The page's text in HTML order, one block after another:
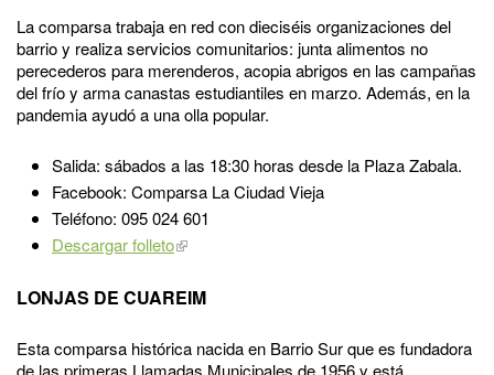
La comparsa trabaja en red con dieciséis organizaciones del
barrio y realiza servicios comunitarios: junta alimentos no
perecederos para merenderos, acopia abrigos en las campañas
del frío y arma canastas estudiantiles en marzo. Además, en la
pandemia ayudó a una olla popular.
Salida: sábados a las 18:30 horas desde la Plaza Zabala.
Facebook: Comparsa La Ciudad Vieja
Teléfono: 095 024 601
Descargar folleto
LONJAS DE CUAREIM
Esta comparsa histórica nacida en Barrio Sur que es fundadora
de las primeras Llamadas Municipales de 1956 y está